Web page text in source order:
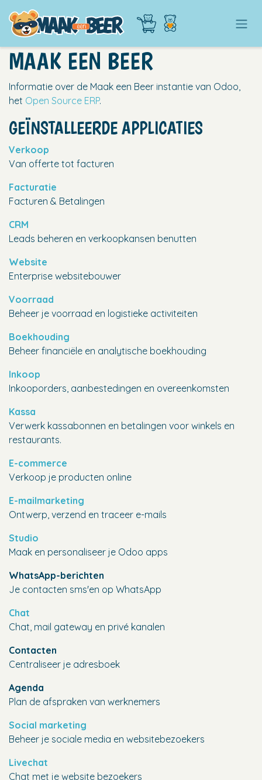
MAAK EEN BEER
Informatie over de Maak een Beer instantie van Odoo,
het Open Source ERP.
GEÏNSTALLEERDE APPLICATIES
Verkoop
Van offerte tot facturen
Facturatie
Facturen & Betalingen
CRM
Leads beheren en verkoopkansen benutten
Website
Enterprise websitebouwer
Voorraad
Beheer je voorraad en logistieke activiteiten
Boekhouding
Beheer financiële en analytische boekhouding
Inkoop
Inkooporders, aanbestedingen en overeenkomsten
Kassa
Verwerk kassabonnen en betalingen voor winkels en
restaurants.
E-commerce
Verkoop je producten online
E-mailmarketing
Ontwerp, verzend en traceer e-mails
Studio
Maak en personaliseer je Odoo apps
WhatsApp-berichten
Je contacten sms'en op WhatsApp
Chat
Chat, mail gateway en privé kanalen
Contacten
Centraliseer je adresboek
Agenda
Plan de afspraken van werknemers
Social marketing
Beheer je sociale media en websitebezoekers
Livechat
Chat met je website bezoekers